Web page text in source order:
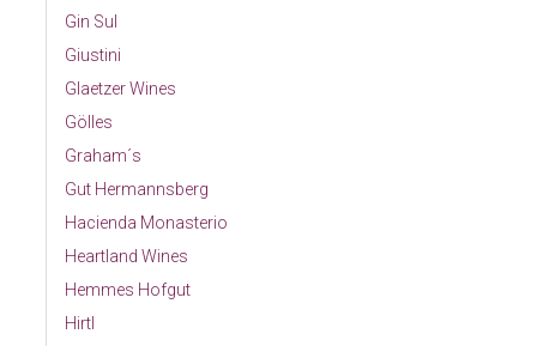
Gin Sul
Giustini
Glaetzer Wines
Gölles
Graham´s
Gut Hermannsberg
Hacienda Monasterio
Heartland Wines
Hemmes Hofgut
Hirtl